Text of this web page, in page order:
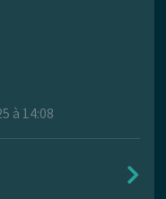
à 14:08